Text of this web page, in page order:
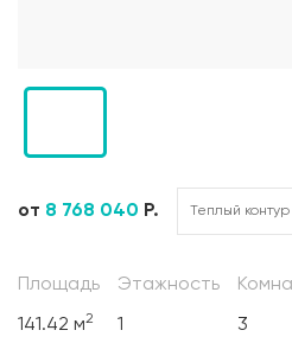
от 8 768 040 Р.
Площадь
141.42 м2
Этажность
1 3